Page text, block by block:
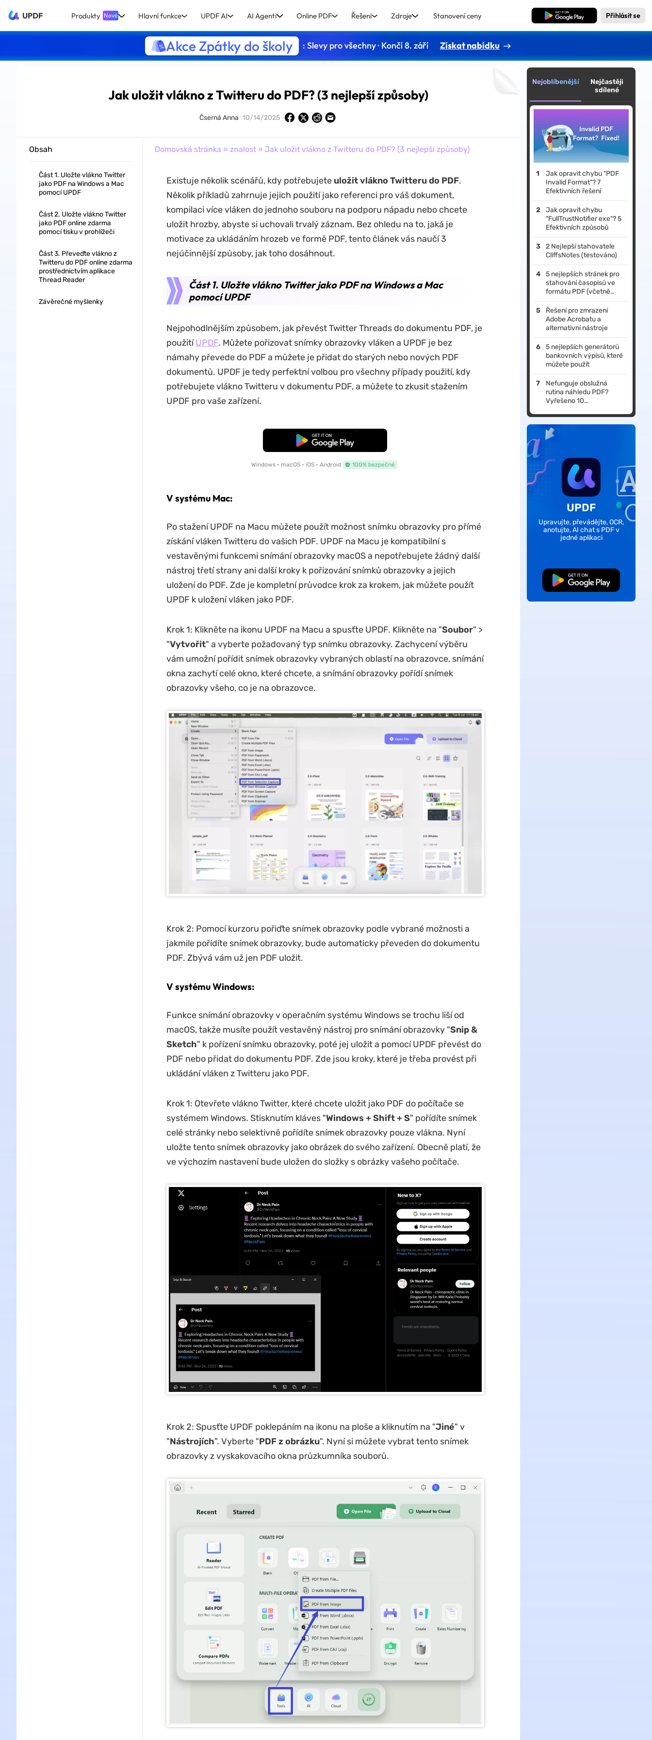
UPDF Produkty Nové Hlavní funkce UPDF AI AI Agenti Online PDF Řešení Zdroje Stanovení ceny Bezplatné stažení Přihlásit se
Akce Zpátky do školy : Slevy pro všechny · Končí 8. září Získat nabídku
Jak uložit vlákno z Twitteru do PDF? (3 nejlepší způsoby)
Čserná Anna 10/14/2025
Obsah
Část 1. Uložte vlákno Twitter
jako PDF na Windows a Mac
pomocí UPDF
Část 2. Uložte vlákno Twitter
jako PDF online zdarma
pomocí tisku v prohlížeči
Část 3. Převeďte vlákno z
Twitteru do PDF online zdarma
prostřednictvím aplikace
Thread Reader
Závěrečné myšlenky
Domovská stránka » znalost» Jak uložit vlákno z Twitteru do PDF? (3 nejlepší způsoby)
Existuje několik scénářů, kdy potřebujete uložit vlákno Twitteru do PDF.
Několik příkladů zahrnuje jejich použití jako referenci pro váš dokument,
kompilaci více vláken do jednoho souboru na podporu nápadu nebo chcete
uložit hrozby, abyste si uchovali trvalý záznam. Bez ohledu na to, jaká je
motivace za ukládáním hrozeb ve formě PDF, tento článek vás naučí 3
nejúčinnější způsoby, jak toho dosáhnout.
Část 1. Uložte vlákno Twitter jako PDF na Windows a Mac
pomocí UPDF
Nejpohodlnějším způsobem, jak převést Twitter Threads do dokumentu PDF, je
použitíUPDF. Můžete pořizovat snímky obrazovky vláken a UPDF je bez
námahy převede do PDF a můžete je přidat do starých nebo nových PDF
dokumentů. UPDF je tedy perfektní volbou pro všechny případy použití, kdy
potřebujete vlákno Twitteru v dokumentu PDF, a můžete to zkusit stažením
UPDF pro vaše zařízení.
Bezplatné stažení
Windows • macOS • iOS • Android 100% bezpečné
V systému Mac:
Po stažení UPDF na Macu můžete použít možnost snímku obrazovky pro přímé
získání vláken Twitteru do vašich PDF. UPDF na Macu je kompatibilní s
vestavěnými funkcemi snímání obrazovky macOS a nepotřebujete žádný další
nástroj třetí strany ani další kroky k pořizování snímků obrazovky a jejich
uložení do PDF. Zde je kompletní průvodce krok za krokem, jak můžete použít
UPDF k uložení vláken jako PDF.
Krok 1: Klikněte na ikonu UPDF na Macu a spusťte UPDF. Klikněte na "Soubor" >
"Vytvořit" a vyberte požadovaný typ snímku obrazovky. Zachycení výběru
vám umožní pořídit snímek obrazovky vybraných oblastí na obrazovce, snímání
okna zachytí celé okno, které chcete, a snímání obrazovky pořídí snímek
obrazovky všeho, co je na obrazovce.
Krok 2: Pomocí kurzoru pořiďte snímek obrazovky podle vybrané možnosti a
jakmile pořídíte snímek obrazovky, bude automaticky převeden do dokumentu
PDF. Zbývá vám už jen PDF uložit.
V systému Windows:
Funkce snímání obrazovky v operačním systému Windows se trochu liší od
macOS, takže musíte použít vestavěný nástroj pro snímání obrazovky "Snip &
Sketch" k pořízení snímku obrazovky, poté jej uložit a pomocí UPDF převést do
PDF nebo přidat do dokumentu PDF. Zde jsou kroky, které je třeba provést při
ukládání vláken z Twitteru jako PDF.
Krok 1: Otevřete vlákno Twitter, které chcete uložit jako PDF do počítače se
systémem Windows. Stisknutím kláves "Windows + Shift + S" pořídíte snímek
celé stránky nebo selektivně pořídíte snímek obrazovky pouze vlákna. Nyní
uložte tento snímek obrazovky jako obrázek do svého zařízení. Obecně platí, že
ve výchozím nastavení bude uložen do složky s obrázky vašeho počítače.
Krok 2: Spusťte UPDF poklepáním na ikonu na ploše a kliknutím na "Jiné" v
"Nástrojích". Vyberte "PDF z obrázku". Nyní si můžete vybrat tento snímek
obrazovky z vyskakovacího okna průzkumníka souborů.
Nejoblíbenější
Nejčastěji
sdílené
Jak opravit chybu "PDF
Invalid Format"? 7
Efektivních řešení
Jak opravit chybu
"FullTrustNotifier exe"? 5
Efektivních způsobů
2 Nejlepší stahovatele
CliffsNotes (testováno)
5 nejlepších stránek pro
stahování časopisů ve
formátu PDF (včetně
bezplatných možností
stažení)
Řešení pro zmrazení
Adobe Acrobatu a
alternativní nástroje
5 nejlepších generátorů
bankovních výpisů, které
můžete použít
Nefunguje obslužná
rutina náhledu PDF?
Vyřešeno 10
UPDF
Upravujte, převádějte, OCR,
anotujte, AI chat s PDF v
jedné aplikaci
Bezplatné stažení